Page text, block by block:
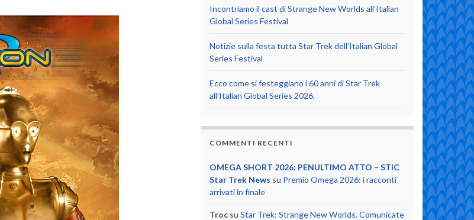
Incontriamo il cast di Strange New Worlds all’Italian
Global Series Festival
Notizie sulla festa tutta Star Trek dell’Italian Global
Series Festival
Ecco come si festeggiano i 60 anni di Star Trek
all’Italian Global Series 2026.
COMMENTI RECENTI
OMEGA SHORT 2026: PENULTIMO ATTO – STIC
Star Trek News su Premio Omega 2026: i racconti
arrivati in finale
Troc su Star Trek: Strange New Worlds. Comunicate